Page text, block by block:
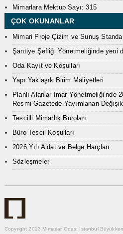
Mimarlara Mektup Sayı: 315
ÇOK OKUNANLAR
Mimari Proje Çizim ve Sunuş
Şantiye Şefliği Yönetmeliğinde yeni
Oda Kayıt ve Koşulları
Yapı Yaklaşık Birim Maliyetleri
Planlı Alanlar İmar Yönetmeliği’nde
Resmi Gazetede Yayımlanan
Tescilli Mimarlık Büroları
Büro Tescil Koşulları
2026 Yılı Aidat ve Belge Harçları
Sözleşmeler
Copyright 2023 Mimarlar Odası İstanbul